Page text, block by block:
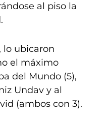
al piso la
lo ubicaron
el máximo
del Mundo (5),
Undav y al
(ambos con 3).